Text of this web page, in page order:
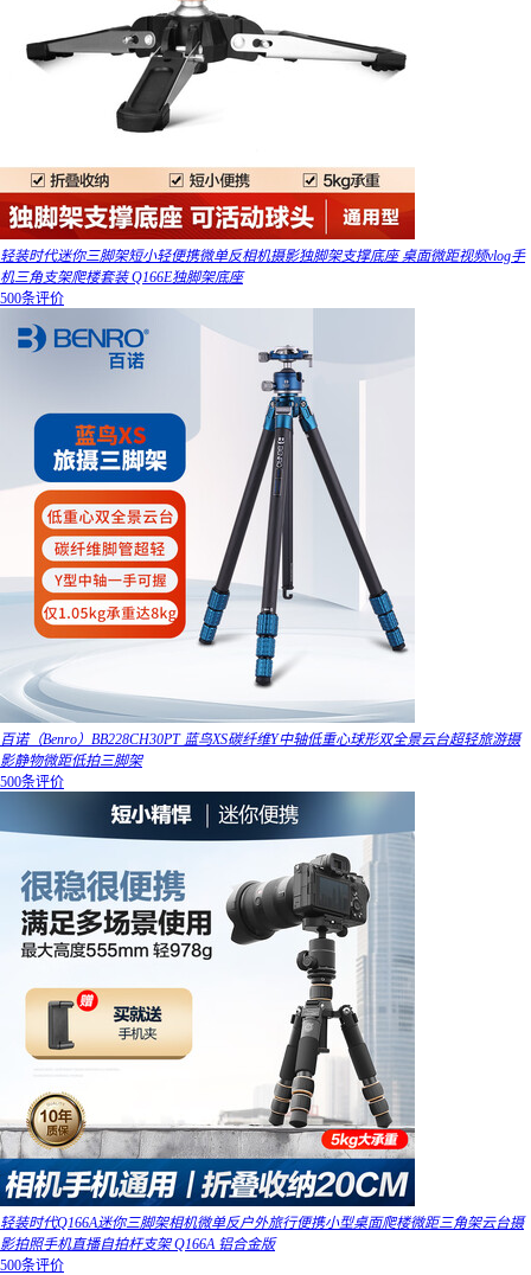
轻装时代迷你三脚架短小轻便携微单反相机摄影独脚架支撑底座 桌面微距视频vlog手
机三角支架爬楼套装 Q166E独脚架底座
500条评价
百诺（Benro）BB228CH30PT 蓝鸟XS碳纤维Y中轴低重心球形双全景云台超轻旅游摄
影静物微距低拍三脚架
500条评价
轻装时代Q166A迷你三脚架相机微单反户外旅行便携小型桌面爬楼微距三角架云台摄
影拍照手机直播自拍杆支架 Q166A 铝合金版
500条评价